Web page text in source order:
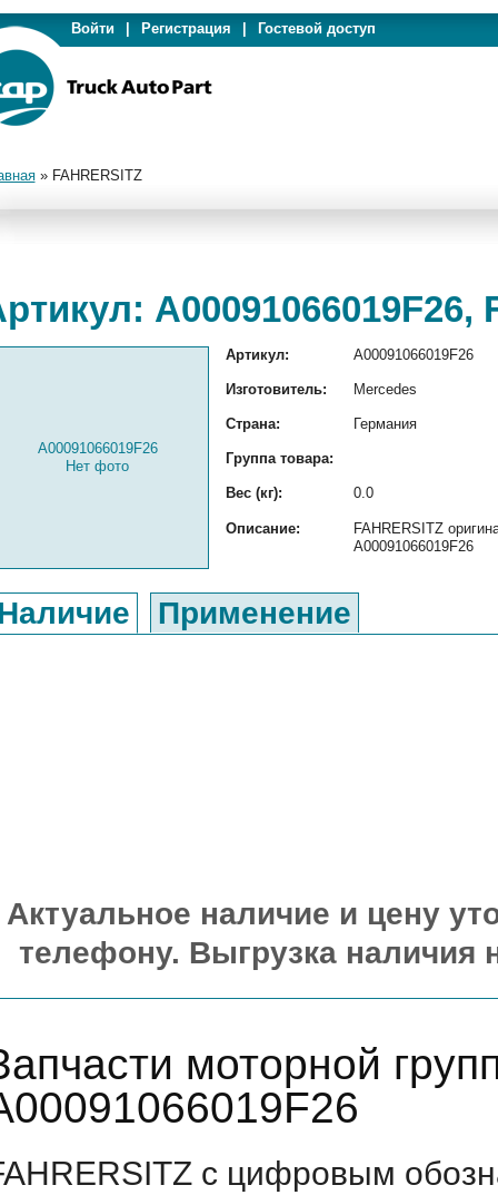
Войти Регистрация Гостевой доступ
» FAHRERSITZ
A00091066019F26,
A00091066019F26
Нет фото
Артикул: A00091066019F26
Изготовитель: Mercedes
Страна: Германия
Группа товара:
Вес (кг): 0.0
Описание:
FAHRERSITZ
A00091066019F26
Применение
Актуальное наличие и цену
телефону. Выгрузка наличия
моторной
с цифровым